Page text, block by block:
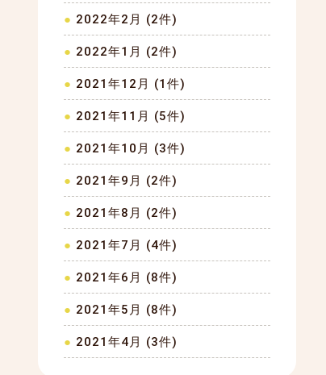
2022年2月 (2件)
2022年1月 (2件)
2021年12月 (1件)
2021年11月 (5件)
2021年10月 (3件)
2021年9月 (2件)
2021年8月 (2件)
2021年7月 (4件)
2021年6月 (8件)
2021年5月 (8件)
2021年4月 (3件)